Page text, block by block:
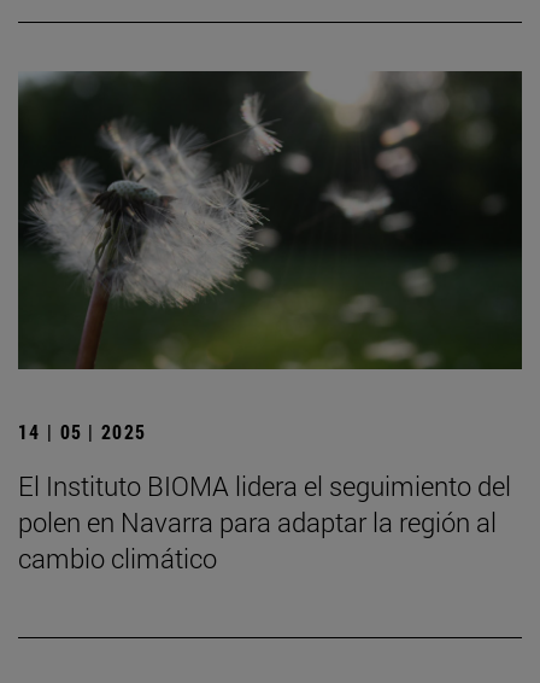
14 | 05 | 2025
El Instituto BIOMA lidera el seguimiento del
polen en Navarra para adaptar la región al
cambio climático